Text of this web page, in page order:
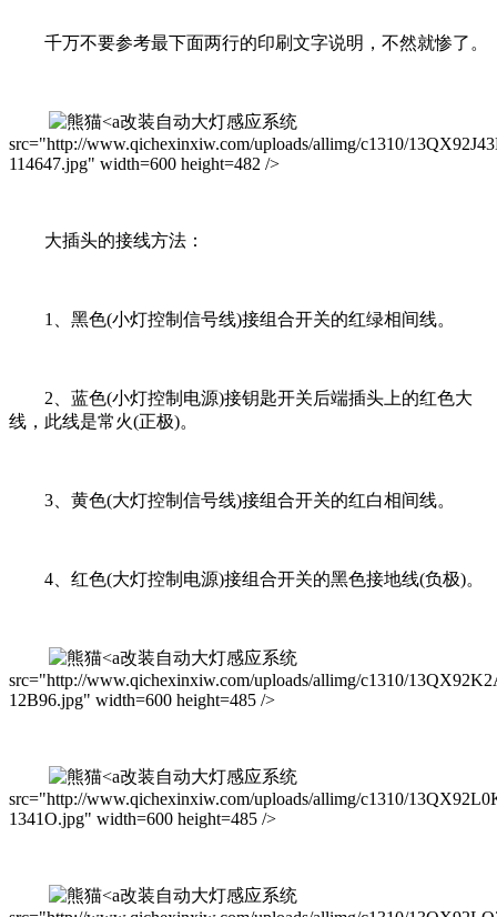
千万不要参考最下面两行的印刷文字说明，不然就惨了。
改装自动大灯感应系统
src="http://www.qichexinxiw.com/uploads/allimg/c1310/
114647.jpg" width=600 height=482 />
大插头的接线方法：
1、黑色(小灯控制信号线)接组合开关的红绿相间线。
2、蓝色(小灯控制电源)接钥匙开关后端插头上的红色大
线，此线是常火(正极)。
3、黄色(大灯控制信号线)接组合开关的红白相间线。
4、红色(大灯控制电源)接组合开关的黑色接地线(负极)。
改装自动大灯感应系统
src="http://www.qichexinxiw.com/uploads/allimg/c1310/
12B96.jpg" width=600 height=485 />
改装自动大灯感应系统
src="http://www.qichexinxiw.com/uploads/allimg/c1310/
1341O.jpg" width=600 height=485 />
改装自动大灯感应系统